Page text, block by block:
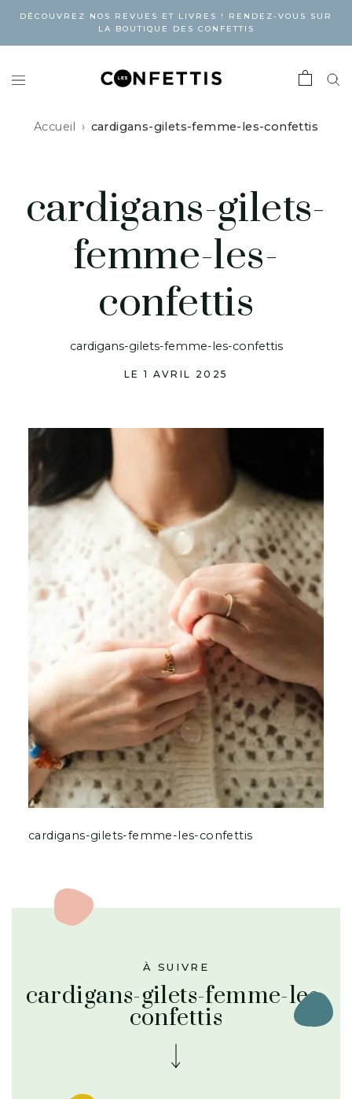
DÉCOUVREZ NOS REVUES ET LIVRES ! RENDEZ-VOUS SUR
LA BOUTIQUE DES CONFETTIS
Accueil cardigans-gilets-femme-les-confettis
cardigans-gilets-
femme-les-
confettis
cardigans-gilets-femme-les-confettis
LE 1 AVRIL 2025
cardigans-gilets-femme-les-confettis
À SUIVRE
cardigans-gilets-femme-les-
confettis